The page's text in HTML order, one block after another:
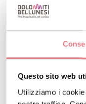
Questo sito web
Utilizziamo i